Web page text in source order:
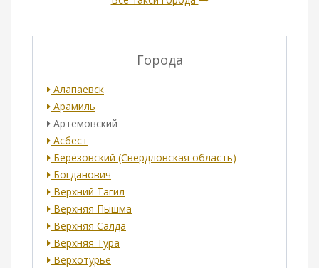
Города
Алапаевск
Арамиль
Артемовский
Асбест
Берёзовский (Свердловская область)
Богданович
Верхний Тагил
Верхняя Пышма
Верхняя Салда
Верхняя Тура
Верхотурье